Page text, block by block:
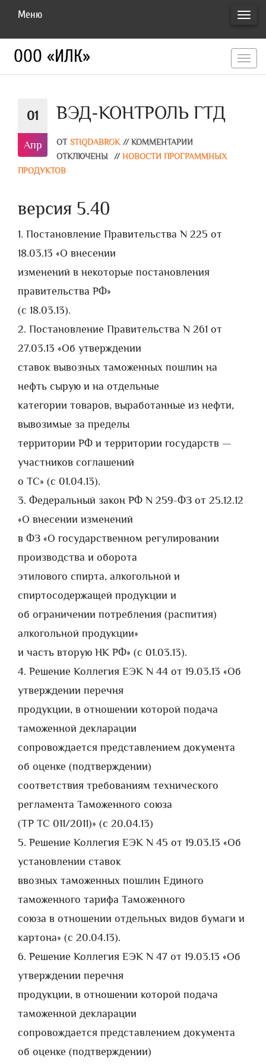
Меню
ООО «ИЛК»
01
Апр
ВЭД-КОНТРОЛЬ ГТД
ОТ STIQDABRGK // КОММЕНТАРИИ
ОТКЛЮЧЕНЫ
// НОВОСТИ ПРОГРАММНЫХ
ПРОДУКТОВ
версия 5.40
1. Постановление Правительства N 225 от
18.03.13 «О внесении
изменений в некоторые постановления
правительства РФ»
(с 18.03.13).
2. Постановление Правительства N 261 от
27.03.13 «Об утверждении
ставок вывозных таможенных пошлин на
нефть сырую и на отдельные
категории товаров, выработанные из нефти,
вывозимые за пределы
территории РФ и территории государств —
участников соглашений
о ТС» (с 01.04.13).
3. Федеральный закон РФ N 259-ФЗ от 25.12.12
«О внесении изменений
в ФЗ «О государственном регулировании
производства и оборота
этилового спирта, алкогольной и
спиртосодержащей продукции и
об ограничении потребления (распития)
алкогольной продукции»
и часть вторую НК РФ» (с 01.03.13).
4. Решение Коллегия ЕЭК N 44 от 19.03.13 «Об
утверждении перечня
продукции, в отношении которой подача
таможенной декларации
сопровождается представлением документа
об оценке (подтверждении)
соответствия требованиям технического
регламента Таможенного союза
(ТР ТС 011/2011)» (с 20.04.13)
5. Решение Коллегия ЕЭК N 45 от 19.03.13 «Об
установлении ставок
ввозных таможенных пошлин Единого
таможенного тарифа Таможенного
союза в отношении отдельных видов бумаги и
картона» (с 20.04.13).
6. Решение Коллегия ЕЭК N 47 от 19.03.13 «Об
утверждении перечня
продукции, в отношении которой подача
таможенной декларации
сопровождается представлением документа
об оценке (подтверждении)